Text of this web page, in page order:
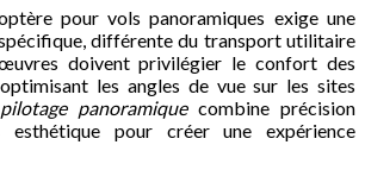
pour vols panoramiques exige une
différente du transport utilitaire
doivent privilégier le confort des
les angles de vue sur les sites
panoramique combine précision
esthétique pour créer une expérience